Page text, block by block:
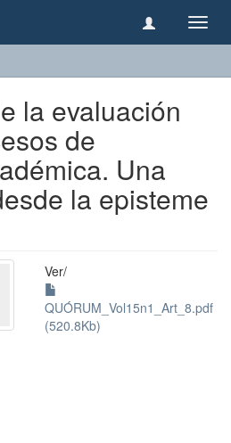
la evaluación
de
Una
la episteme
Ver/
QUÓRUM_Vol15n1_Art_8.pdf
(520.8Kb)